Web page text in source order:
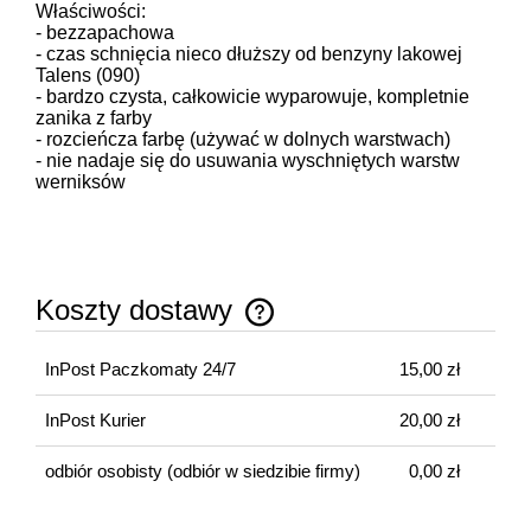
Właściwości:
- bezzapachowa
- czas schnięcia nieco dłuższy od benzyny lakowej
Talens (090)
- bardzo czysta, całkowicie wyparowuje, kompletnie
zanika z farby
- rozcieńcza farbę (używać w dolnych warstwach)
- nie nadaje się do usuwania wyschniętych warstw
werniksów
Koszty dostawy
Cena nie zawiera ewentualnych kosztów płatności
InPost Paczkomaty 24/7 15,00 zł
InPost Kurier 20,00 zł
odbiór osobisty(odbiór w siedzibie firmy) 0,00 zł